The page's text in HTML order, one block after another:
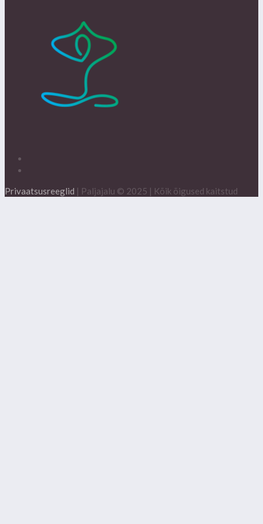
Privaatsusreeglid | Paljajalu © 2025 | Kõik õigused kaitstud